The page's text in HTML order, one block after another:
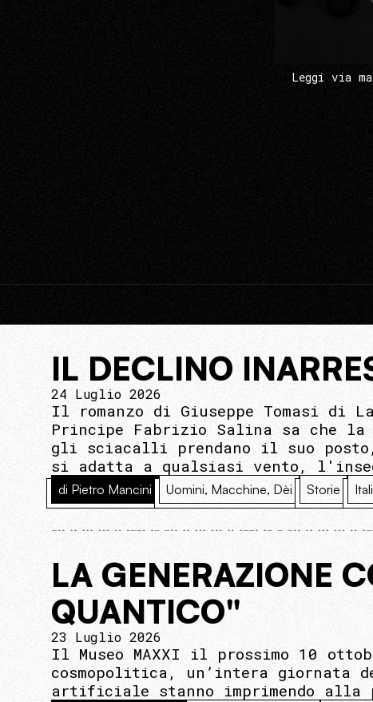
Leggi via
IL DECLINO
24 Luglio 2026
Il romanzo di Giuseppe Tomasi di
Principe Fabrizio Salina sa che
gli sciacalli prendano il suo
si adatta a qualsiasi vento,
di Pietro Mancini Uomini, Macchine, Dèi Storie
LA GENERAZIONE
QUANTICO"
23 Luglio 2026
Il Museo MAXXI il prossimo 10
cosmopolitica, un’intera giornata
artificiale stanno imprimendo